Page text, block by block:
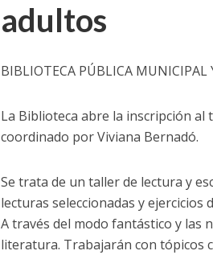
adultos
BIBLIOTECA PÚBLICA MUNICIPAL
La Biblioteca abre la inscripción al
coordinado por Viviana Bernadó.
Se trata de un taller de lectura y
lecturas seleccionadas y ejercicios
A través del modo fantástico y las
literatura. Trabajarán con tópicos